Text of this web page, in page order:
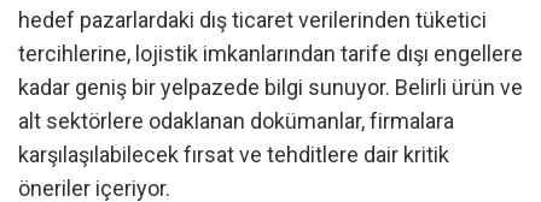
hedef pazarlardaki dış ticaret verilerinden tüketici
tercihlerine, lojistik imkanlarından tarife dışı engellere
kadar geniş bir yelpazede bilgi sunuyor. Belirli ürün ve
alt sektörlere odaklanan dokümanlar, firmalara
karşılaşılabilecek fırsat ve tehditlere dair kritik
öneriler içeriyor.